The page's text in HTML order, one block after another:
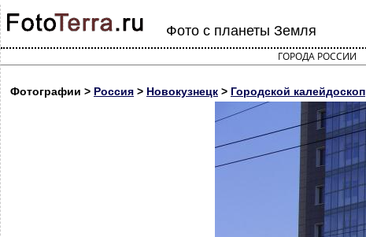
Фото с планеты Земля
ГОРОДА РОССИИ
Фотографии > Россия > Новокузнецк > Городской калейдоскоп